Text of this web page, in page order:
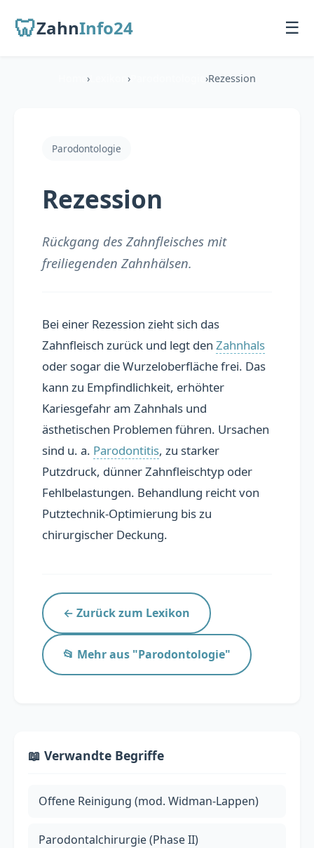
🦷ZahnInfo24 ☰
Zahnarzt finden
Behandlungen
Übersicht
Praxis präsentieren
Personal finden
📚 Lexikon
FAQ
› › ›Rezession
Parodontologie
Rezession
Rückgang des Zahnfleisches mit
freiliegenden Zahnhälsen.
Bei einer Rezession zieht sich das
Zahnfleisch zurück und legt den Zahnhals
oder sogar die Wurzeloberfläche frei. Das
kann zu Empfindlichkeit, erhöhter
Kariesgefahr am Zahnhals und
ästhetischen Problemen führen. Ursachen
sind u. a. Parodontitis, zu starker
Putzdruck, dünner Zahnfleischtyp oder
Fehlbelastungen. Behandlung reicht von
Putztechnik-Optimierung bis zu
chirurgischer Deckung.
← Zurück zum Lexikon
📂 Mehr aus "Parodontologie"
📖 Verwandte Begriffe
Offene Reinigung (mod. Widman-Lappen)
Parodontalchirurgie (Phase II)